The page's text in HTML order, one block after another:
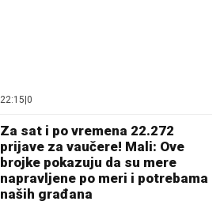
22:15 0
Za sat i po vremena 22.272
prijave za vaučere! Mali: Ove
brojke pokazuju da su mere
napravljene po meri i potrebama
naših građana